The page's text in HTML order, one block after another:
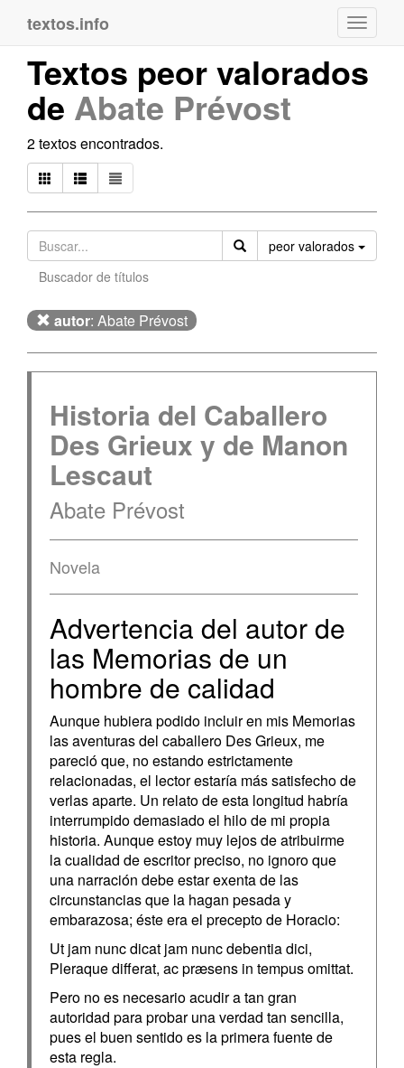
textos.info
Textos peor valorados
de Abate Prévost
2 textos encontrados.
peor valorados
Buscador de títulos
autor: Abate Prévost
Historia del Caballero
Des Grieux y de Manon
Lescaut
Abate Prévost
Novela
Advertencia del autor de
las Memorias de un
hombre de calidad
Aunque hubiera podido incluir en mis Memorias
las aventuras del caballero Des Grieux, me
pareció que, no estando estrictamente
relacionadas, el lector estaría más satisfecho de
verlas aparte. Un relato de esta longitud habría
interrumpido demasiado el hilo de mi propia
historia. Aunque estoy muy lejos de atribuirme
la cualidad de escritor preciso, no ignoro que
una narración debe estar exenta de las
circunstancias que la hagan pesada y
embarazosa; éste era el precepto de Horacio:
Ut jam nunc dicat jam nunc debentia dici,
Pleraque differat, ac præsens in tempus omittat.
Pero no es necesario acudir a tan gran
autoridad para probar una verdad tan sencilla,
pues el buen sentido es la primera fuente de
esta regla.